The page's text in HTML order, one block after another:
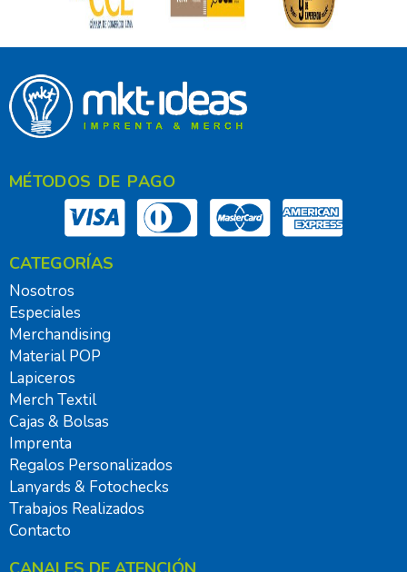
MÉTODOS DE PAGO
CATEGORÍAS
Nosotros
Especiales
Merchandising
Material POP
Lapiceros
Merch Textil
Cajas & Bolsas
Imprenta
Regalos Personalizados
Lanyards & Fotochecks
Trabajos Realizados
Contacto